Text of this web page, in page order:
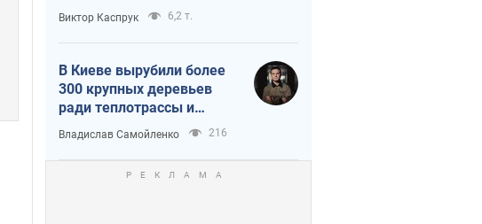
Виктор Каспрук 6,2 т.
В Киеве вырубили более
300 крупных деревьев
ради теплотрассы и
вопреки Генплану
Владислав Самойленко 216